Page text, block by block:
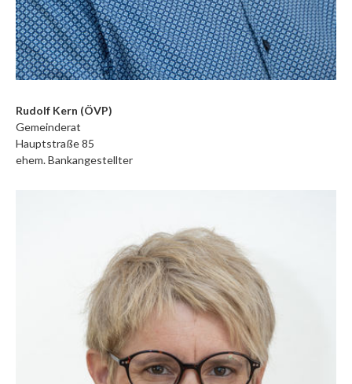
Rudolf Kern (ÖVP)
Gemeinderat
Hauptstraße 85
ehem. Bankangestellter